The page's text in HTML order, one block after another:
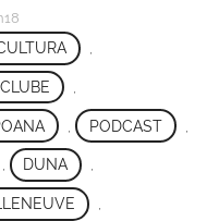
,
PODCAST
, DUNA ,